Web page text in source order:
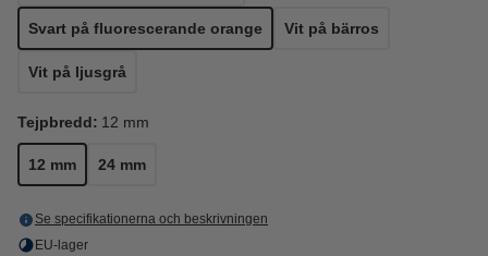
Svart på fluorescerande orange Vit på bärros
Vit på ljusgrå
Tejpbredd: 12 mm
12 mm 24 mm
Se specifikationerna och beskrivningen
EU-lager